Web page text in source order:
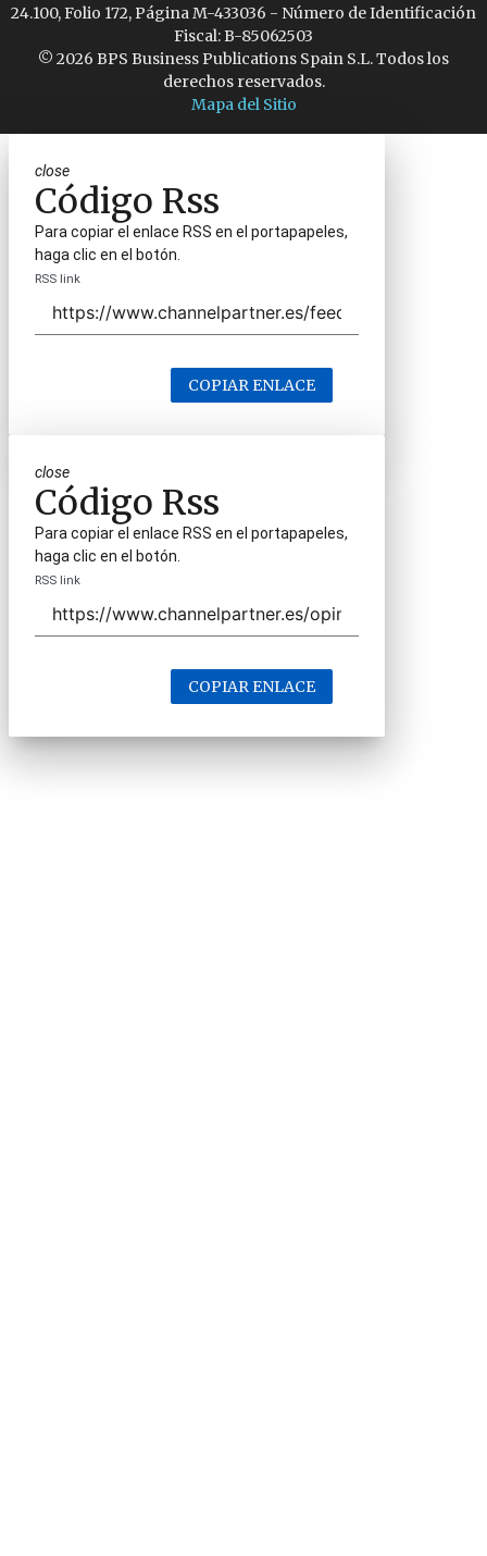
24.100, Folio 172, Página M-433036 - Número de Identificación
Fiscal: B-85062503
© 2026 BPS Business Publications Spain S.L. Todos los
derechos reservados.
Mapa del Sitio
close
Código Rss
Para copiar el enlace RSS en el portapapeles,
haga clic en el botón.
RSS link
COPIAR ENLACE
close
Código Rss
Para copiar el enlace RSS en el portapapeles,
haga clic en el botón.
RSS link
COPIAR ENLACE